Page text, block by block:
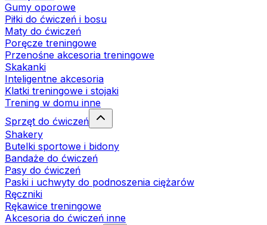
Gumy oporowe
Piłki do ćwiczeń i bosu
Maty do ćwiczeń
Poręcze treningowe
Przenośne akcesoria treningowe
Skakanki
Inteligentne akcesoria
Klatki treningowe i stojaki
Trening w domu inne
Sprzęt do ćwiczeń
Shakery
Butelki sportowe i bidony
Bandaże do ćwiczeń
Pasy do ćwiczeń
Paski i uchwyty do podnoszenia ciężarów
Ręczniki
Rękawice treningowe
Akcesoria do ćwiczeń inne